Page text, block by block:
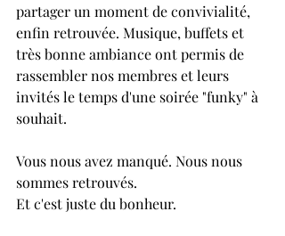
partager un moment de convivialité,
enfin retrouvée. Musique, buffets et
très bonne ambiance ont permis de
rassembler nos membres et leurs
invités le temps d'une soirée "funky" à
souhait.
Vous nous avez manqué. Nous nous
sommes retrouvés.
Et c'est juste du bonheur.